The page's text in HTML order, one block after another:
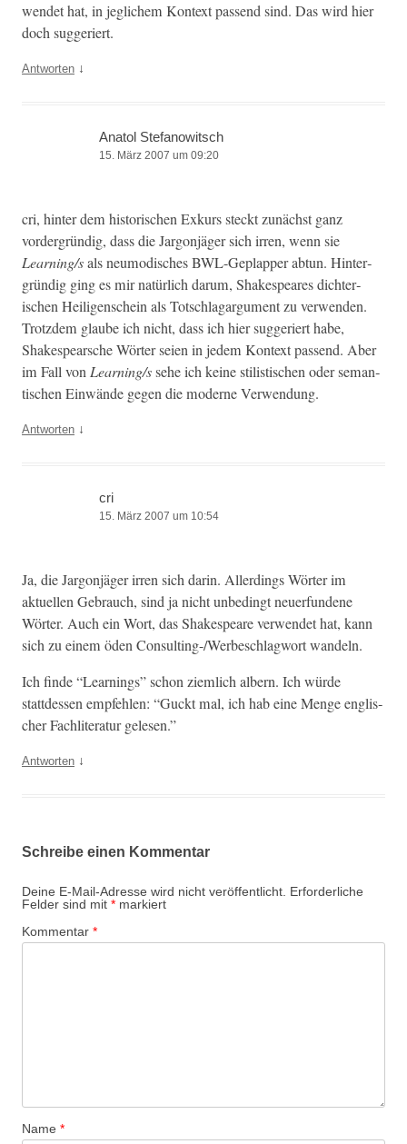
wen­det hat, in jeglichem Kon­text passend sind. Das wird hier
doch suggeriert.
Antworten ↓
Anatol Stefanowitsch
15. März 2007 um 09:20
cri, hin­ter dem his­torischen Exkurs steckt zunächst ganz
vorder­gründig, dass die Jar­gonjäger sich irren, wenn sie
Learning/sals neu­modis­ches BWL-Geplap­per abtun. Hin­ter­
gründig ging es mir natür­lich darum, Shake­spear­es dich­ter­
ischen Heili­gen­schein als Totschla­gar­gu­ment zu ver­wen­den.
Trotz­dem glaube ich nicht, dass ich hier sug­geriert habe,
Shake­spearsche Wörter seien in jedem Kon­text passend. Aber
im Fall von Learning/ssehe ich keine stilis­tis­chen oder seman­
tis­chen Ein­wände gegen die mod­erne Verwendung.
Antworten ↓
cri
15. März 2007 um 10:54
Ja, die Jar­gonjäger irren sich darin. Allerd­ings Wörter im
aktuellen Gebrauch, sind ja nicht unbe­d­ingt neuer­fun­dene
Wörter. Auch ein Wort, das Shake­speare ver­wen­det hat, kann
sich zu einem öden Con­sult­ing-/Werbeschlag­wort wandeln.
Ich finde “Learn­ings” schon ziem­lich albern. Ich würde
stattdessen empfehlen: “Guckt mal, ich hab eine Menge englis­
ch­er Fach­lit­er­atur gelesen.”
Antworten ↓
Schreibe einen Kommentar
Deine E-Mail-Adresse wird nicht veröffentlicht. Erforderliche
Felder sind mit * markiert
Kommentar *
Name *